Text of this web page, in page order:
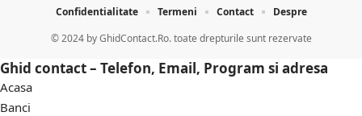
© 2024 byGhidContact.Ro. toate drepturile sunt rezervate
Confidentialitate Termeni Contact Despre
Ghid contact – Telefon, Email, Program si adresa
Acasa
Banci